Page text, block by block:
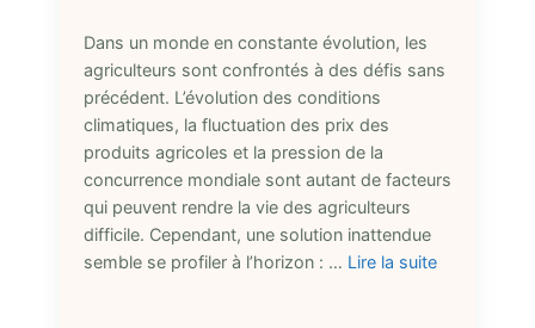
Dans un monde en constante évolution, les
agriculteurs sont confrontés à des défis sans
précédent. L’évolution des conditions
climatiques, la fluctuation des prix des
produits agricoles et la pression de la
concurrence mondiale sont autant de facteurs
qui peuvent rendre la vie des agriculteurs
difficile. Cependant, une solution inattendue
semble se profiler à l’horizon : … Lire la suite